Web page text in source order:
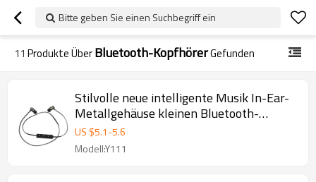
Bitte geben Sie einen Suchbegriff ein
11 Produkte ÜberBluetooth-KopfhörerGefunden
Stilvolle neue intelligente Musik In-Ear-
Metallgehäuse kleinen Bluetooth-
Kopfhörer
US $5.1-5.6
Modell:Y111